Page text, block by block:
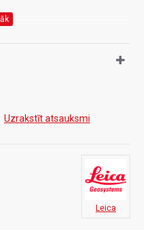
Uzrakstīt atsauksmi
Leica